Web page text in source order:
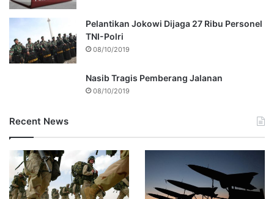
Pelantikan Jokowi Dijaga 27 Ribu Personel
TNI-Polri
08/10/2019
Nasib Tragis Pemberang Jalanan
08/10/2019
Recent News